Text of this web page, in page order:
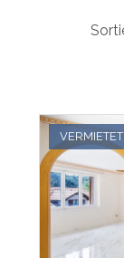
VERMIETET